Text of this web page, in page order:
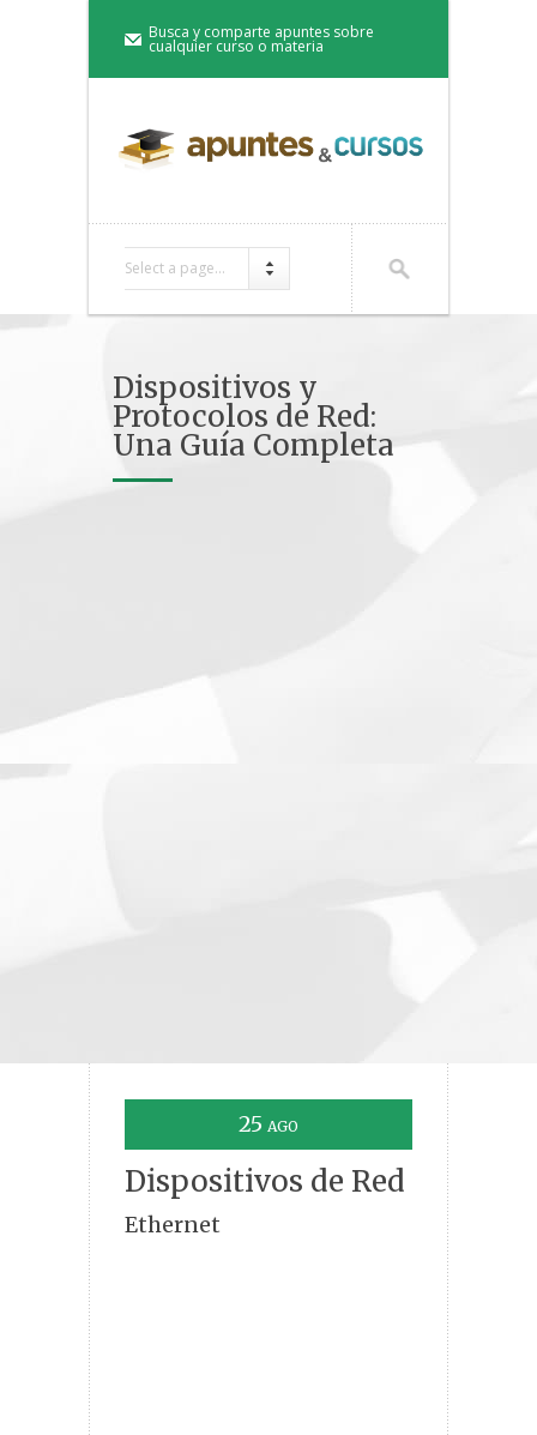
Busca y comparte apuntes sobre
cualquier curso o materia
Select a page...
Dispositivos y
Protocolos de Red:
Una Guía Completa
25 AGO
Dispositivos de Red
Ethernet